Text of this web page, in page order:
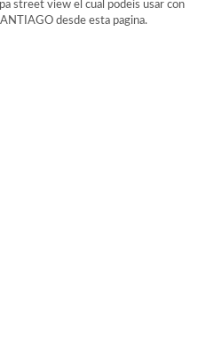
street view el cual podeis usar con
desde esta pagina.